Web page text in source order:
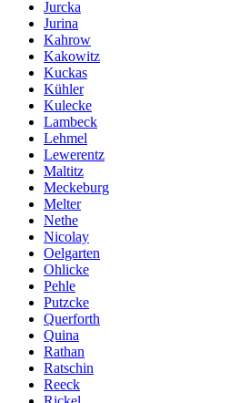
Jurcka
Jurina
Kahrow
Kakowitz
Kuckas
Kühler
Kulecke
Lambeck
Lehmel
Lewerentz
Maltitz
Meckeburg
Melter
Nethe
Nicolay
Oelgarten
Ohlicke
Pehle
Putzcke
Querforth
Quina
Rathan
Ratschin
Reeck